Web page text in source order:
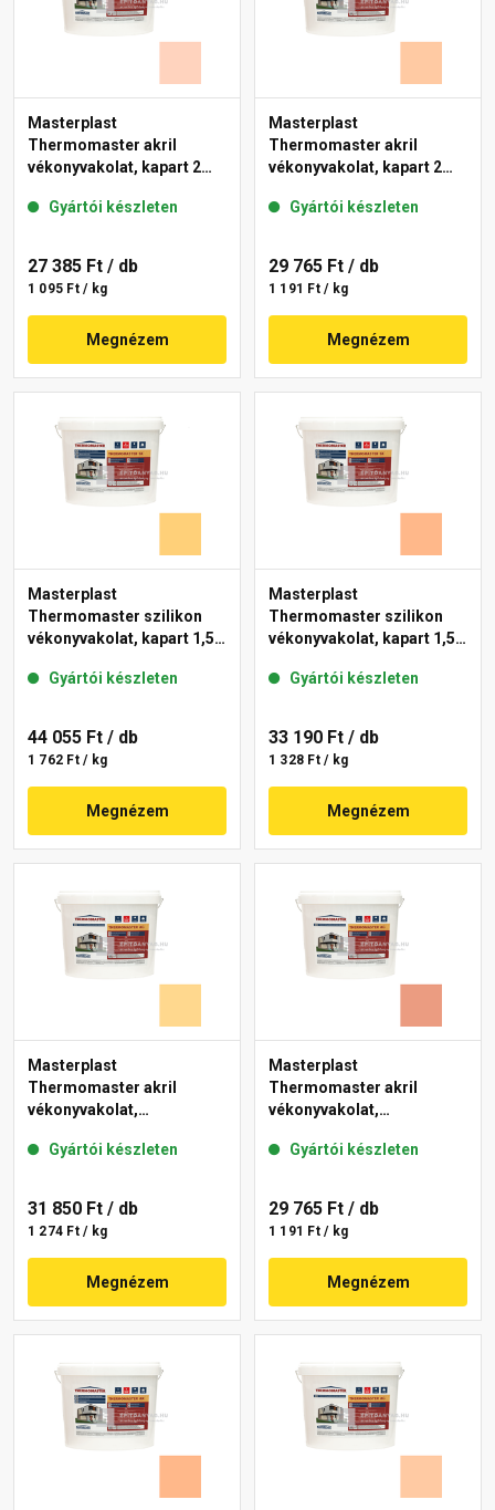
Masterplast
Thermomaster akril
vékonyvakolat, kapart 2
Gyártói készleten
27 385 Ft / db
1 095 Ft / kg
Megnézem
Masterplast
Thermomaster akril
vékonyvakolat, kapart 2
Gyártói készleten
29 765 Ft / db
1 191 Ft / kg
Megnézem
Masterplast
Thermomaster szilikon
vékonyvakolat, kapart 1,5
Gyártói készleten
44 055 Ft / db
1 762 Ft / kg
Megnézem
Masterplast
Thermomaster szilikon
vékonyvakolat, kapart 1,5
Gyártói készleten
33 190 Ft / db
1 328 Ft / kg
Megnézem
Masterplast
Thermomaster akril
vékonyvakolat,
01-D 25 kg
Gyártói készleten
31 850 Ft / db
1 274 Ft / kg
Megnézem
Masterplast
Thermomaster akril
vékonyvakolat,
17-C 25 kg
Gyártói készleten
29 765 Ft / db
1 191 Ft / kg
Megnézem